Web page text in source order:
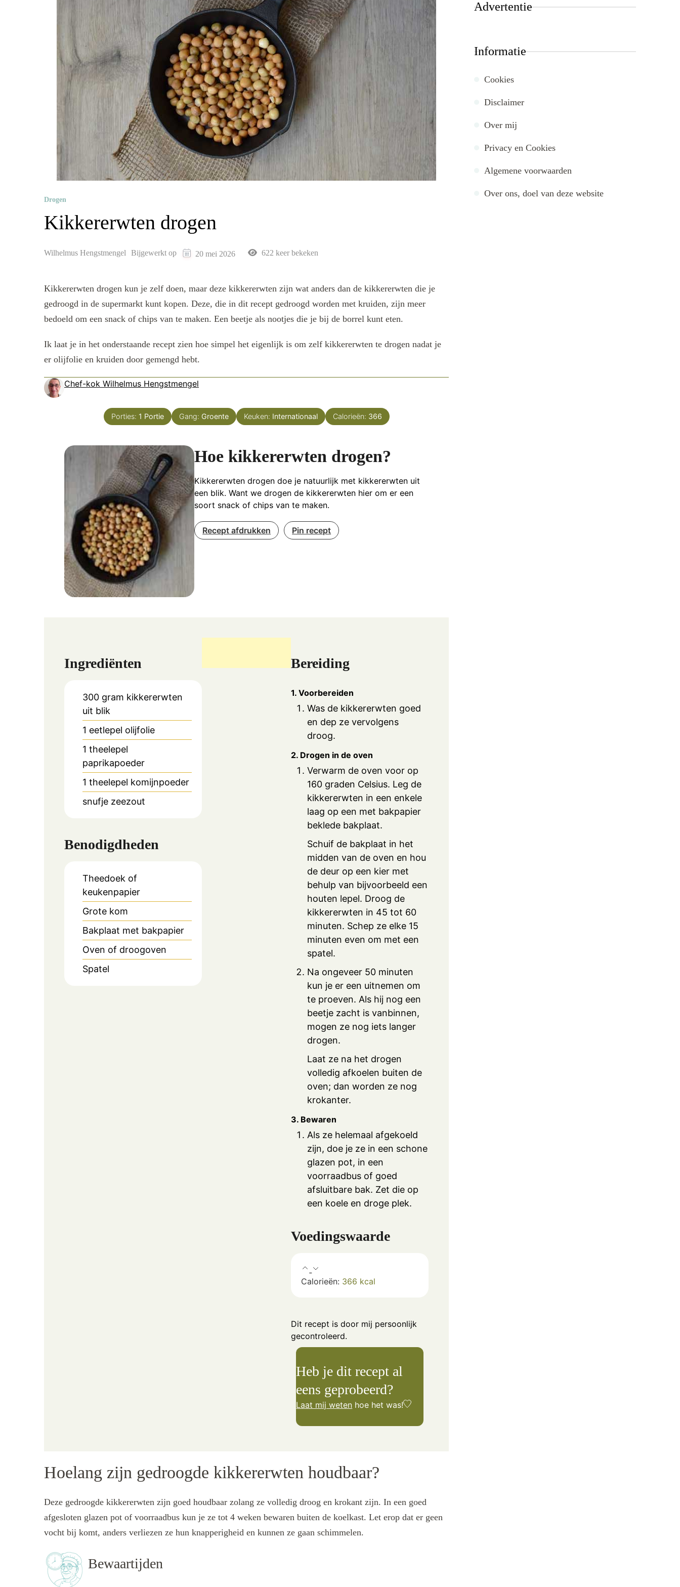
Drogen
Kikkererwten drogen
Wilhelmus Hengstmengel Bijgewerkt op 20 mei 2026 622 keer bekeken
Kikkererwten drogen kun je zelf doen, maar deze kikkererwten zijn wat anders dan de kikkererwten die je
gedroogd in de supermarkt kunt kopen. Deze, die in dit recept gedroogd worden met kruiden, zijn meer
bedoeld om een snack of chips van te maken. Een beetje als nootjes die je bij de borrel kunt eten.
Ik laat je in het onderstaande recept zien hoe simpel het eigenlijk is om zelf kikkererwten te drogen nadat je
er olijfolie en kruiden door gemengd hebt.
Chef-kok Wilhelmus Hengstmengel
Porties: 1 Portie Gang: Groente Keuken: Internationaal Calorieën: 366
Hoe kikkererwten drogen?
Kikkererwten drogen doe je natuurlijk met kikkererwten uit
een blik. Want we drogen de kikkererwten hier om er een
soort snack of chips van te maken.
Recept afdrukken Pin recept
Ingrediënten
300 gram kikkererwten
uit blik
1 eetlepel olijfolie
1 theelepel
paprikapoeder
1 theelepel komijnpoeder
snufje zeezout
Benodigdheden
Theedoek of
keukenpapier
Grote kom
Bakplaat met bakpapier
Oven of droogoven
Spatel
Bereiding
1. Voorbereiden
Was de kikkererwten goed
en dep ze vervolgens
droog.
2. Drogen in de oven
Verwarm de oven voor op
160 graden Celsius. Leg de
kikkererwten in een enkele
laag op een met bakpapier
beklede bakplaat.
Schuif de bakplaat in het
midden van de oven en hou
de deur op een kier met
behulp van bijvoorbeeld een
houten lepel. Droog de
kikkererwten in 45 tot 60
minuten. Schep ze elke 15
minuten even om met een
spatel.
Na ongeveer 50 minuten
kun je er een uitnemen om
te proeven. Als hij nog een
beetje zacht is vanbinnen,
mogen ze nog iets langer
drogen.
Laat ze na het drogen
volledig afkoelen buiten de
oven; dan worden ze nog
krokanter.
3. Bewaren
Als ze helemaal afgekoeld
zijn, doe je ze in een schone
glazen pot, in een
voorraadbus of goed
afsluitbare bak. Zet die op
een koele en droge plek.
Voedingswaarde
Calorieën: 366 kcal
Dit recept is door mij persoonlijk
gecontroleerd.
Heb je dit recept al
eens geprobeerd?
Laat mij weten hoe het was!
Hoelang zijn gedroogde kikkererwten houdbaar?
Deze gedroogde kikkererwten zijn goed houdbaar zolang ze volledig droog en krokant zijn. In een goed
afgesloten glazen pot of voorraadbus kun je ze tot 4 weken bewaren buiten de koelkast. Let erop dat er geen
vocht bij komt, anders verliezen ze hun knapperigheid en kunnen ze gaan schimmelen.
Bewaartijden
Advertentie
Informatie
Cookies
Disclaimer
Over mij
Privacy en Cookies
Algemene voorwaarden
Over ons, doel van deze website